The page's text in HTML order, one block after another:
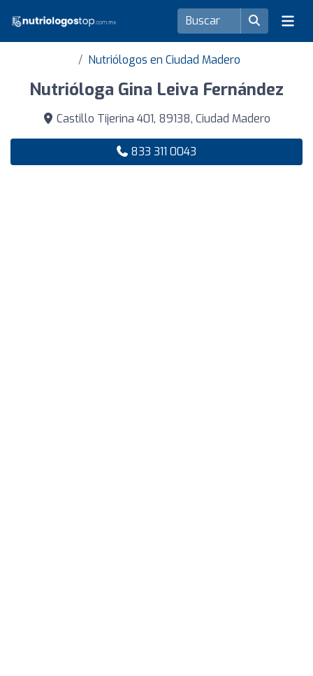
Nutriólogos en Ciudad Madero
Nutrióloga Gina Leiva Fernández
Castillo Tijerina 401, 89138, Ciudad Madero
833 311 0043